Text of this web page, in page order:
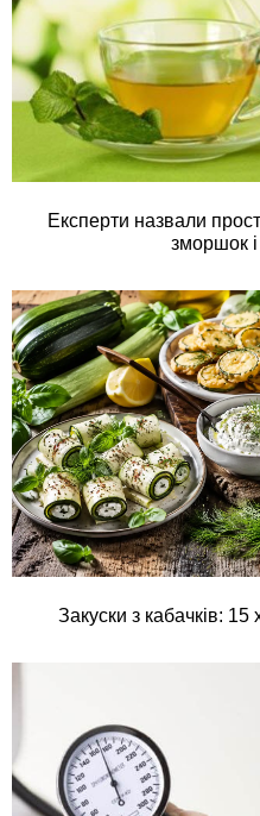
Експерти назвали
зморшок і
Закуски з кабачків: 15